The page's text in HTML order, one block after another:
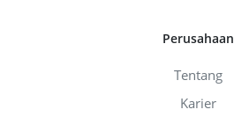
Perusahaan
Tentang
Karier